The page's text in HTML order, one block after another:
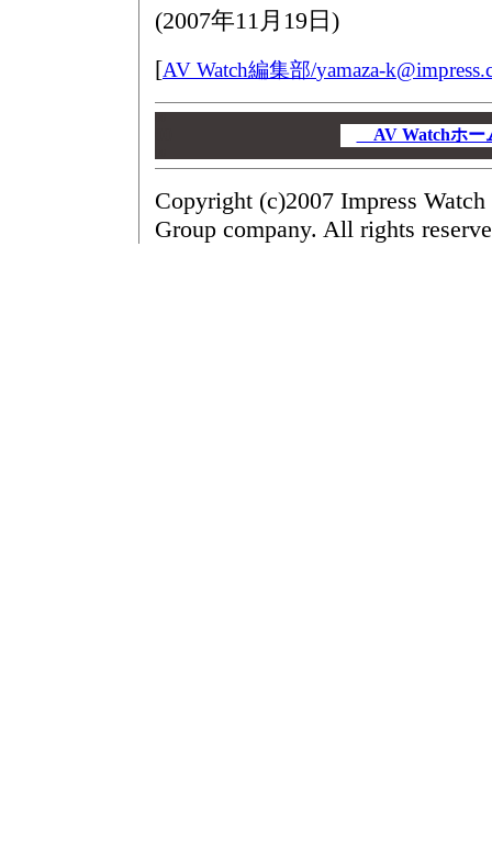
(2007年11月19日)
[AV Watch編集部/yamaza-
AV Watchホ
Copyright (c)2007 Impress
Group company. All rights